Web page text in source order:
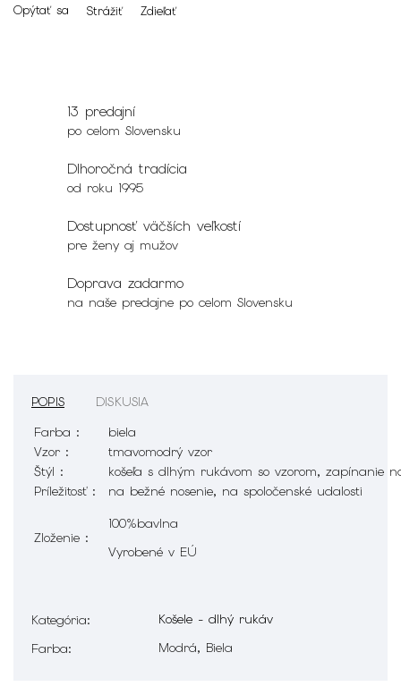
Opýtať sa Strážiť Zdieľať
13 predajní
po celom Slovensku
Dlhoročná tradícia
od roku 1995
Dostupnosť väčších veľkostí
pre ženy aj mužov
Doprava zadarmo
na naše predajne po celom Slovensku
POPIS
DISKUSIA
Farba :
biela
Vzor :
tmavomodrý vzor
Štýl :
košeľa s dlhým rukávom so vzorom, zapínanie
Príležitosť :
na bežné nosenie, na spoločenské udalosti
Zloženie :
100%bavlna
Vyrobené v EÚ
Kategória:
Košele - dlhý rukáv
Farba: Modrá, Biela